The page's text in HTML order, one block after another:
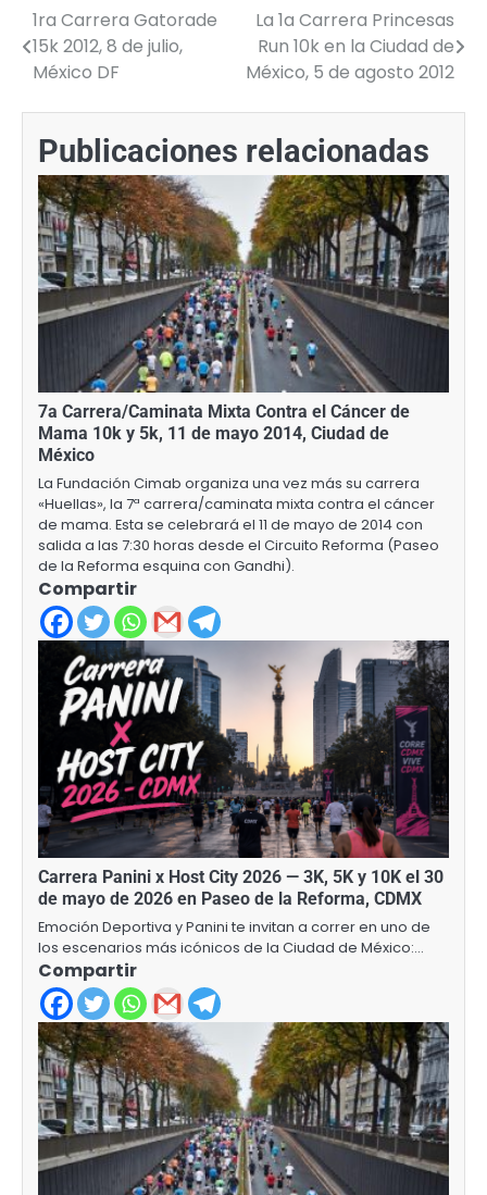
Navegación
de
entradas
1ra Carrera Gatorade
15k 2012, 8 de julio,
México DF
La 1a Carrera Princesas
Run 10k en la Ciudad de
México, 5 de agosto 2012
Publicaciones relacionadas
7a Carrera/Caminata Mixta Contra el Cáncer de
Mama 10k y 5k, 11 de mayo 2014, Ciudad de
México
La Fundación Cimab organiza una vez más su carrera
«Huellas», la 7ª carrera/caminata mixta contra el cáncer
de mama. Esta se celebrará el 11 de mayo de 2014 con
salida a las 7:30 horas desde el Circuito Reforma (Paseo
de la Reforma esquina con Gandhi).
Compartir
Carrera Panini x Host City 2026 — 3K, 5K y 10K el 30
de mayo de 2026 en Paseo de la Reforma, CDMX
Emoción Deportiva y Panini te invitan a correr en uno de
los escenarios más icónicos de la Ciudad de México:…
Compartir